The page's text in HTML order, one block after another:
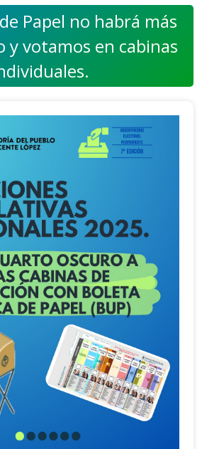
Papel no habrá más
y votamos en cabinas